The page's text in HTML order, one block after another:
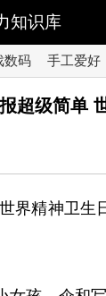
知识库
数码 手工爱好
超级简单
界精神卫生